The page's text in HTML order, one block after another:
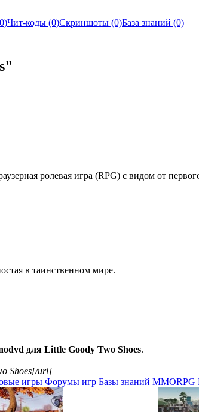
Чит-коды (0)Скриншоты (0)База знаний (0)
ролевая игра (RPG) с видом от
в таинственном мире.
для Little Goody Two Shoes.
Shoes[/url]
игры Форумы игр Базы знаний MMORPG